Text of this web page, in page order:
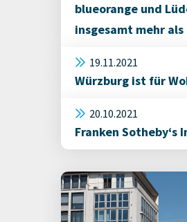
blueorange und
insgesamt mehr als
19.11.2021
Würzburg ist für
20.10.2021
Franken